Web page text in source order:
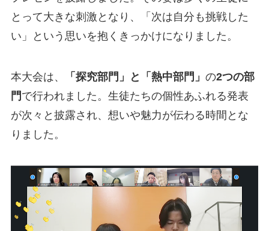
とって大きな刺激となり、「次は自分も挑戦した
い」という思いを抱くきっかけになりました。
本大会は、 「探究部門」と「熱中部門」 の2つの部
門 で行われました。生徒たちの個性あふれる発表
が次々と披露され、想いや魅力が伝わる時間とな
りました。